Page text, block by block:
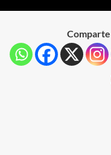
Comparte